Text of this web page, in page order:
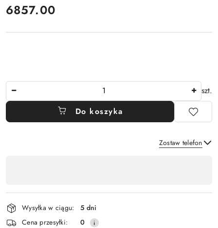
cena:
6857.00
szt.
Do koszyka
Zostaw telefon
płatność
i
dostawa
Wysyłka w ciągu:
5 dni
Cena przesyłki:
0